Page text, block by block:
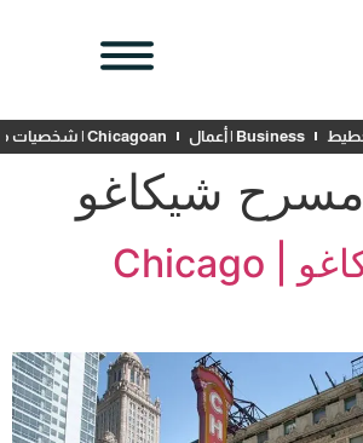
Business | أعمال Chicagoan | شخصيات محلية
مسرح شيكاغو
مسرح شيكاغو | Chicago